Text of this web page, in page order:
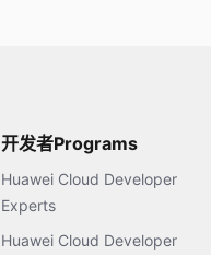
开发者Programs
Huawei Cloud Developer
Experts
Huawei Cloud Developer